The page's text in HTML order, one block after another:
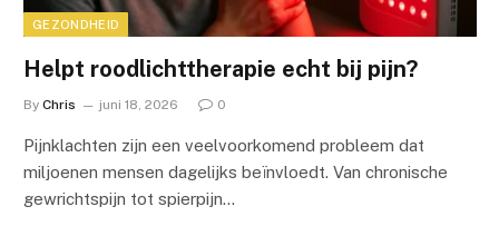
GEZONDHEID
Helpt roodlichttherapie echt bij pijn?
By Chris juni 18, 2026 0
Pijnklachten zijn een veelvoorkomend probleem dat
miljoenen mensen dagelijks beïnvloedt. Van chronische
gewrichtspijn tot spierpijn…